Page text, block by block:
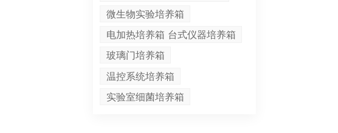
微生物实验培养箱
电加热培养箱 台式仪器培养箱
玻璃门培养箱
温控系统培养箱
实验室细菌培养箱